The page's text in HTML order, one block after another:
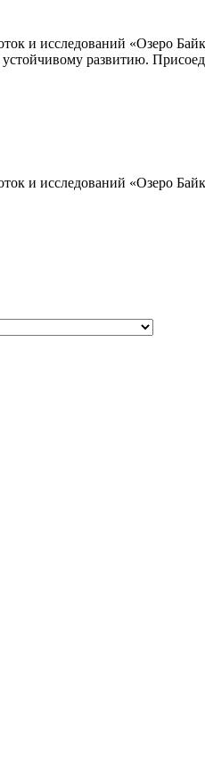
и исследований «Озеро
развитию.
и исследований «Озеро